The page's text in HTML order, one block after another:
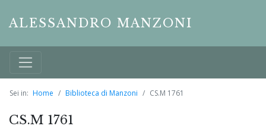
ALESSANDRO MANZONI
Sei in: Home Biblioteca di Manzoni CS.M 1761
CS.M 1761